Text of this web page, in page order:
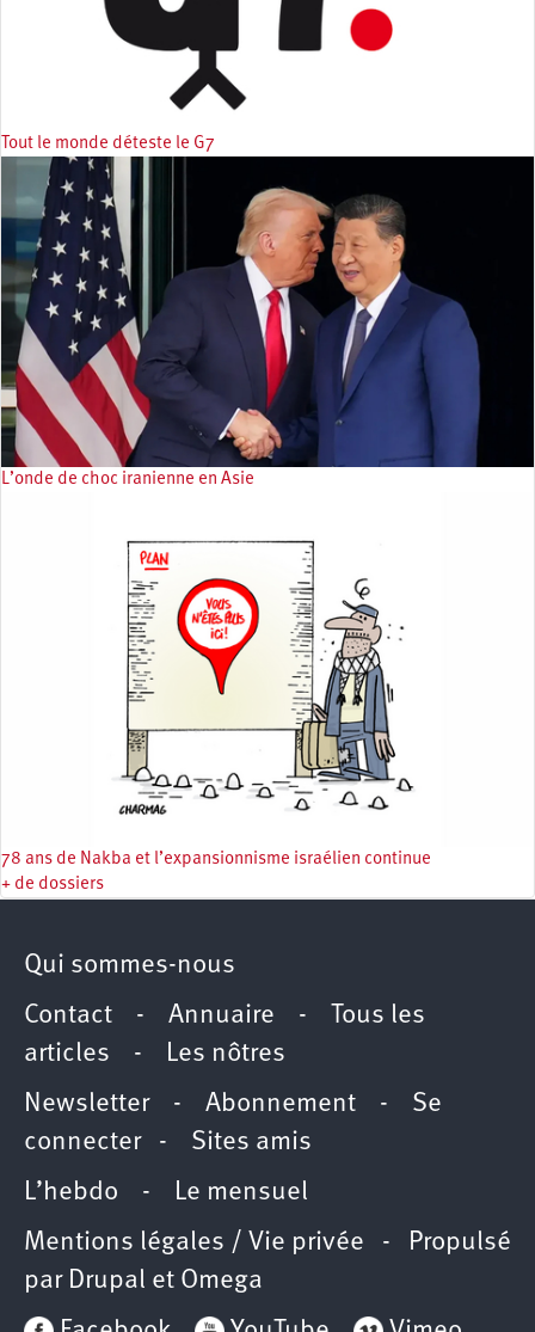
Tout le monde déteste le G7
L’onde de choc iranienne en Asie
78 ans de Nakba et l’expansionnisme israélien continue
+ de dossiers
Qui sommes-nous
Contact - Annuaire -
Tous les
articles - Les nôtres
Newsletter- Abonnement - Se
connecter- Sites amis
L’hebdo - Le mensuel
Mentions légales / Vie privée - Propulsé
par Drupal et Omega